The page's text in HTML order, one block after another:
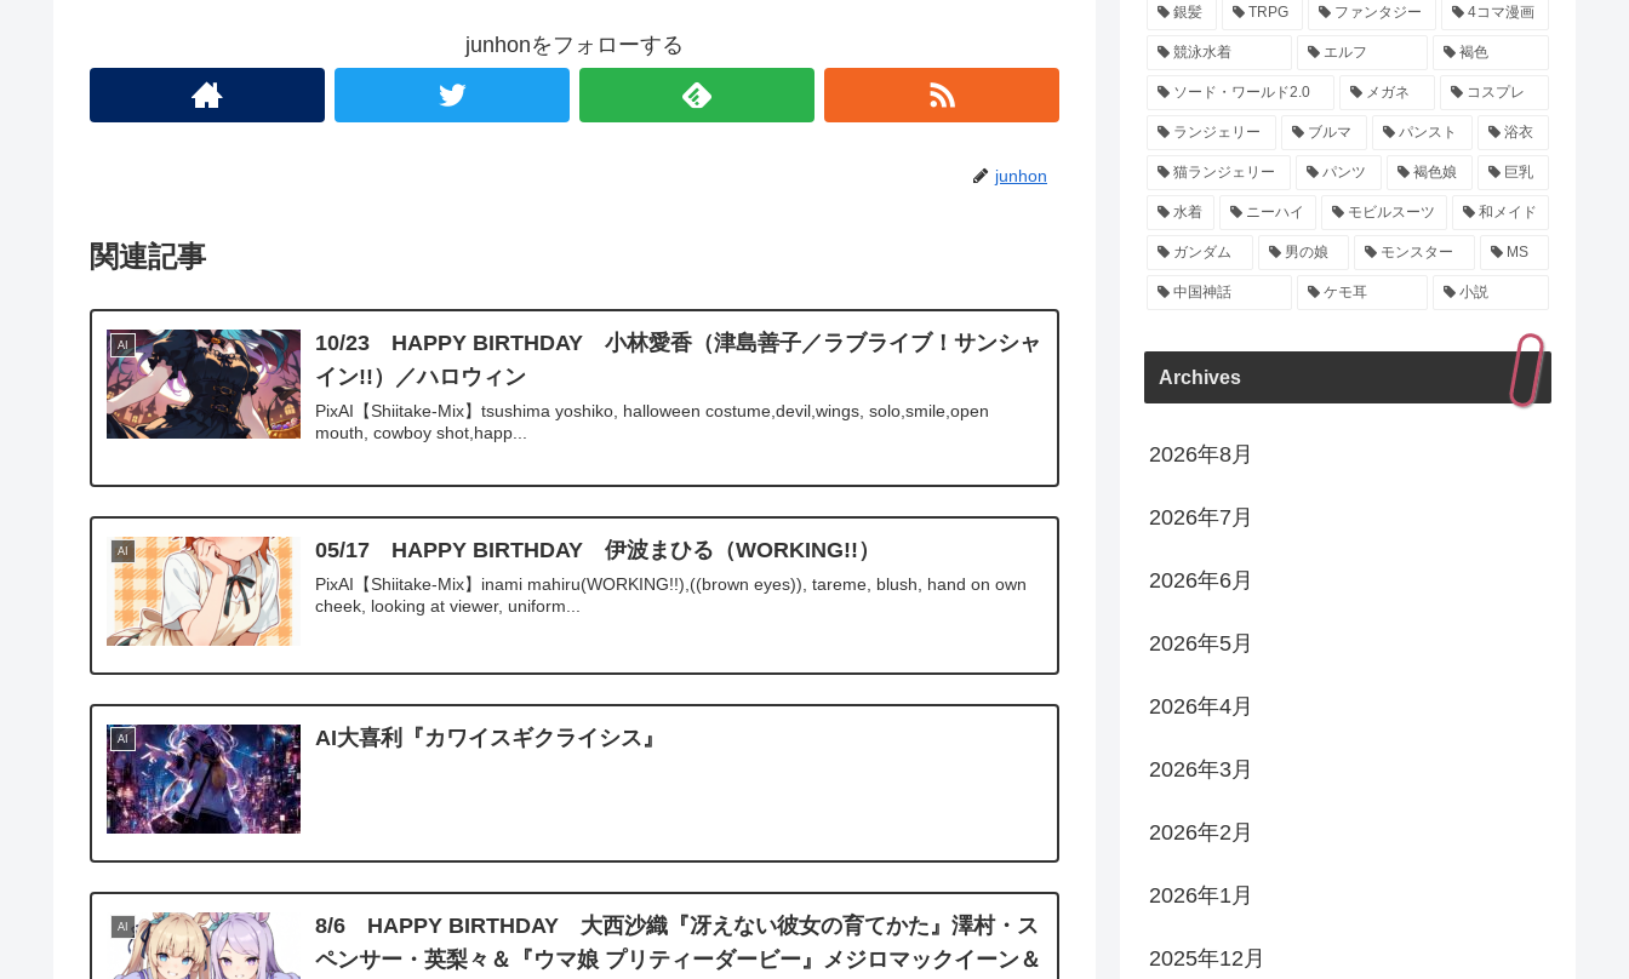
junhonをフォローする
junhon
関連記事
AI
10/23 HAPPY BIRTHDAY 小林愛香（津島善子／ラブライブ！サンシャ
イン!!）／ハロウィン
PixAI【Shiitake-Mix】tsushima yoshiko, halloween costume,devil,wings, solo,smile,open
mouth, cowboy shot,happ...
AI 05/17 HAPPY BIRTHDAY 伊波まひる（WORKING!!）
PixAI【Shiitake-Mix】inami mahiru(WORKING!!),((brown eyes)), tareme, blush, hand on own
cheek, looking at viewer, uniform...
AI AI大喜利『カワイスギクライシス』
AI
8/6 HAPPY BIRTHDAY 大西沙織『冴えない彼女の育てかた』澤村・ス
ペンサー・英梨々＆『ウマ娘 プリティーダービー』メジロマックイーン＆
銀髪 TRPG ファンタジー 4コマ漫画
競泳水着 エルフ 褐色
ソード・ワールド2.0 メガネ コスプレ
ランジェリー ブルマ パンスト 浴衣
猫ランジェリー パンツ 褐色娘 巨乳
水着 ニーハイ モビルスーツ 和メイド
ガンダム 男の娘 モンスター MS
中国神話 ケモ耳 小説
Archives
2026年8月
2026年7月
2026年6月
2026年5月
2026年4月
2026年3月
2026年2月
2026年1月
2025年12月